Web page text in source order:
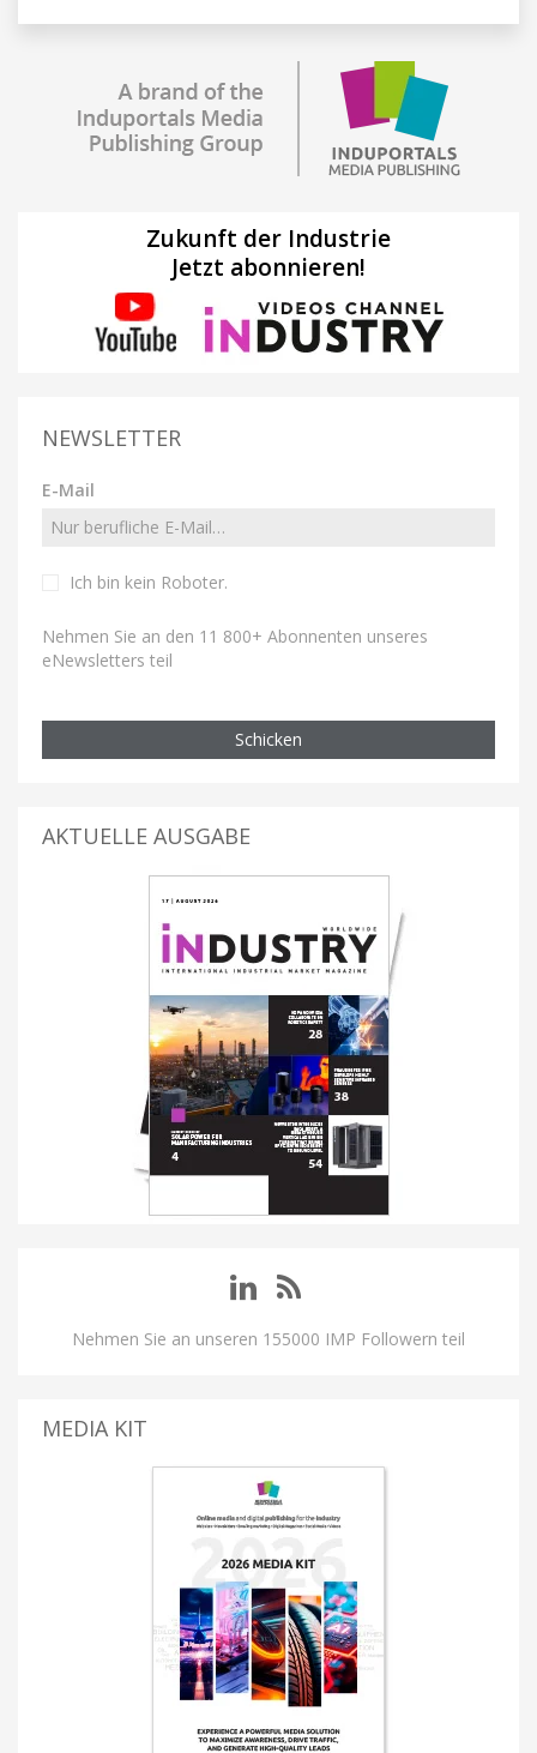
Zukunft der Industrie
Jetzt abonnieren!
NEWSLETTER
E-Mail
Ich bin kein Roboter.
Nehmen Sie an den 11 800+ Abonnenten unseres
eNewsletters teil
Schicken
AKTUELLE AUSGABE
Nehmen Sie an unseren 155000 IMP Followern teil
MEDIA KIT